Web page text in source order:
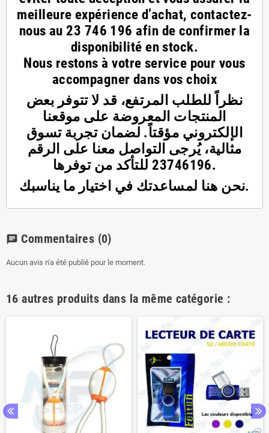
meilleure expérience d’achat, contactez-
nous au23 746 196 afin de confirmer la
disponibilité en stock.
Nous restons à votre service pour vous
accompagner dans vos choix
نظراً للطلب المرتفع، قد لا تتوفر بعض
المنتجات المعروضة على موقعنا
الإلكتروني مؤقتاً. لضمان تجربة تسوق
مثالية، يُرجى التواصل معنا على الرقم
23746196 للتأكد من توفرها.
نحن هنا لمساعدتك في اختيار ما يناسبك.
chat Commentaires (0)
Aucun avis n'a été publié pour le moment.
16 autres produits dans la même catégorie :